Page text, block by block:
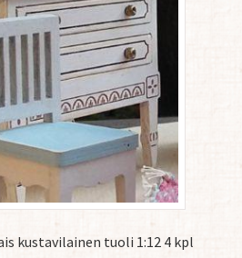
kustavilainen tuoli 1:12 4 kpl